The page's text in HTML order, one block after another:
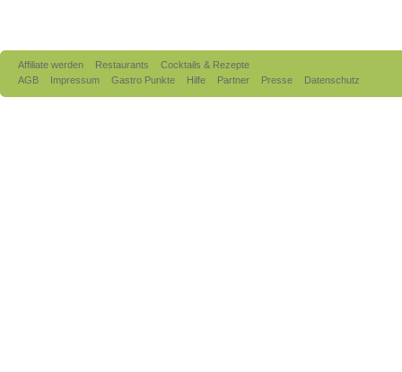
Affiliate werden Restaurants
Cocktails & Rezepte
AGB
Impressum Gastro Punkte Hilfe Partner Presse Datenschutz